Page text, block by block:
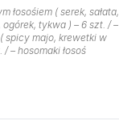
łosośiem ( serek, sałata,
tykwa ) – 6 szt. / –
spicy majo, krewetki w
– hosomaki łosoś